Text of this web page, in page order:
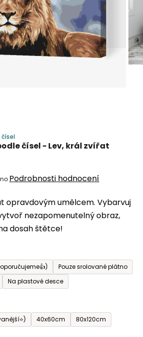
opravdovým umělcem. Vybarvuj
nezapomenutelný obraz,
dosah štětce!
Pouze srolované plátno
Na plastové desce
40x60cm 80x120cm
čísel
čísel - Lev, král zvířat
Podrobnosti hodnocení